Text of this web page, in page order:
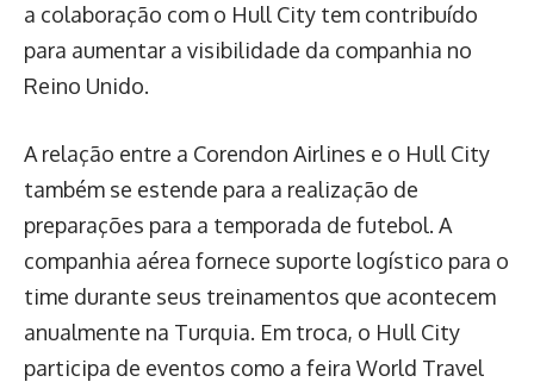
a colaboração com o Hull City tem contribuído
para aumentar a visibilidade da companhia no
Reino Unido.
A relação entre a Corendon Airlines e o Hull City
também se estende para a realização de
preparações para a temporada de futebol. A
companhia aérea fornece suporte logístico para o
time durante seus treinamentos que acontecem
anualmente na Turquia. Em troca, o Hull City
participa de eventos como a feira World Travel